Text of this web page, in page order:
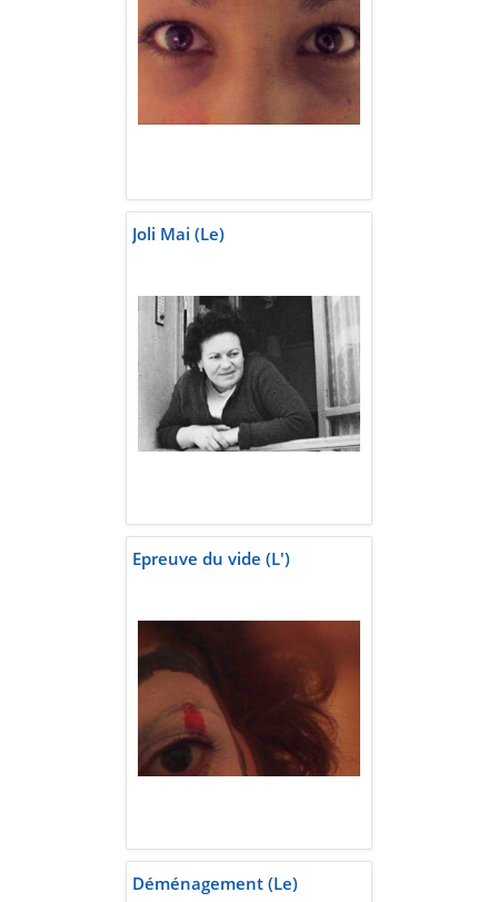
Joli Mai (Le)
Epreuve du vide (L')
Déménagement (Le)